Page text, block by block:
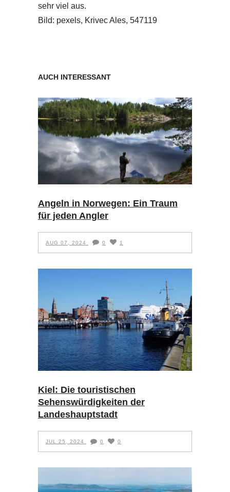
sehr viel aus.
Bild: pexels, Krivec Ales, 547119
AUCH INTERESSANT
Angeln in Norwegen: Ein Traum
für jeden Angler
AUG 07, 2024 0 1
Kiel: Die touristischen
Sehenswürdigkeiten der
Landeshauptstadt
JUL 25, 2024 0 0